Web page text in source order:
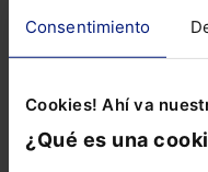
Consentimiento
Cookies! Ahí va
¿Qué es una